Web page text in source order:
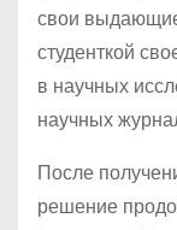
свои
студенткой
в научных
научных
После
решение